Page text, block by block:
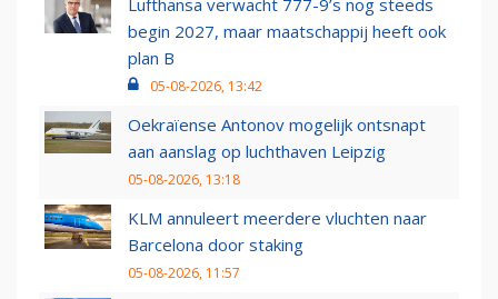
Lufthansa verwacht 777-9’s nog steeds
begin 2027, maar maatschappij heeft ook
plan B
05-08-2026, 13:42
Oekraïense Antonov mogelijk ontsnapt
aan aanslag op luchthaven Leipzig
05-08-2026, 13:18
KLM annuleert meerdere vluchten naar
Barcelona door staking
05-08-2026, 11:57